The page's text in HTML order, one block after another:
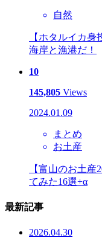
自然
【ホタルイカ
海岸と漁港だ！
10
145,805 Views
2024.01.09
まとめ
お土産
【富山のお土
てみた16選+α
最新記事
2026.04.30